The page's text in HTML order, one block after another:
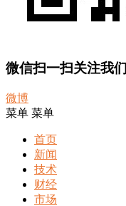
微信扫一扫关注我们
微博
菜单 菜单
首页
新闻
技术
财经
市场